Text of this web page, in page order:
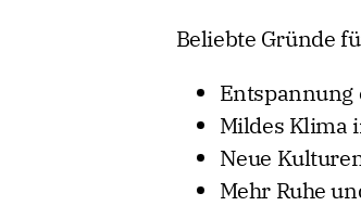
Beliebte Gründe
Entspannung
Mildes Klima
Neue
Mehr Ruhe